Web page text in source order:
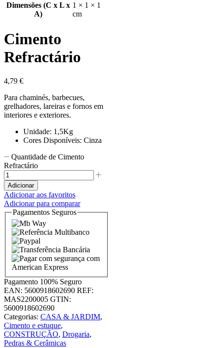
Dimensões (C x L x
A)
1 × 1 × 1
cm
Cimento
Refractário
4,79 €
Para chaminés, barbecues,
grelhadores, lareiras e fornos em
interiores e exteriores.
Unidade: 1,5Kg
Cores Disponíveis: Cinza
Quantidade de Cimento
Refractário
Adicionar
Adicionar aos favoritos
Adicionar para comparar
Pagamentos Seguros
Pagamento 100% Seguro
EAN: 5600918602690 REF:
MAS2200005 GTIN:
5600918602690
Categorias: CASA & JARDIM,
Cimento e estuque,
CONSTRUÇÃO, Drogaria,
Pedras & Cerâmicas